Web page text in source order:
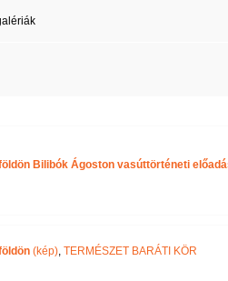
Bilibók Ágoston vasúttörténeti
(kép), TERMÉSZET BARÁTI KÖR